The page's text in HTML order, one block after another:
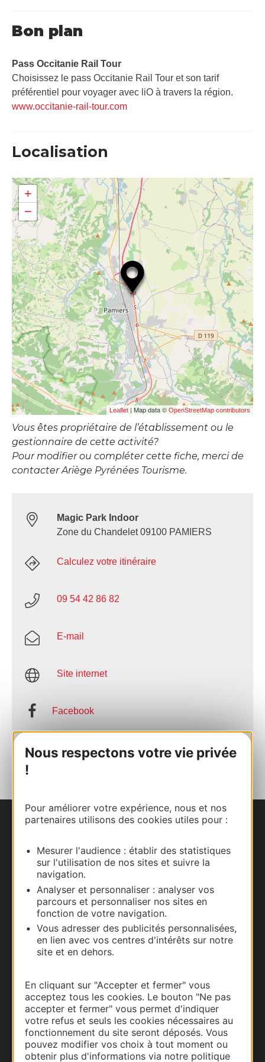
Nous respectons votre vie privée
!
Pour améliorer votre expérience, nous et nos
partenaires utilisons des cookies utiles pour :
Mesurer l'audience : établir des statistiques
sur l'utilisation de nos sites et suivre la
navigation.
Analyser et personnaliser : analyser vos
parcours et personnaliser nos sites en
fonction de votre navigation.
Vous adresser des publicités personnalisées,
en lien avec vos centres d'intérêts sur notre
site et en dehors.
En cliquant sur "Accepter et fermer" vous
acceptez tous les cookies. Le bouton "Ne pas
accepter et fermer" vous permet d'indiquer
votre refus et seuls les cookies nécessaires au
fonctionnement du site seront déposés. Vous
pouvez modifier vos choix à tout moment ou
obtenir plus d'informations via notre politique
Bon plan
Pass Occitanie Rail Tour​
Choisissez le pass Occitanie Rail Tour et son tarif
préférentiel pour voyager avec liO à travers la région.
www.occitanie-rail-tour.com
Localisation
+
−
Leaflet | Map data © OpenStreetMap contributors
Vous êtes propriétaire de l’établissement ou le
gestionnaire de cette activité?
Pour modifier ou compléter cette fiche, merci de
contacter Ariège Pyrénées Tourisme.
Magic Park Indoor
Zone du Chandelet 09100 PAMIERS
Calculez votre itinéraire
09 54 42 86 82
E-mail
Site internet
Facebook
AU CARNET
Carte interactive
Documentation
Thermalisme
Business/Mice